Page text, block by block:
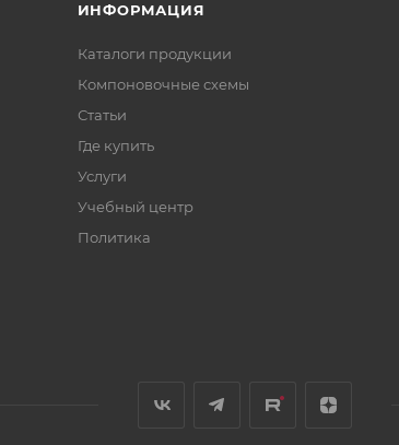
ИНФОРМАЦИЯ
Каталоги продукции
Компоновочные схемы
Статьи
Где купить
Услуги
Учебный центр
Политика